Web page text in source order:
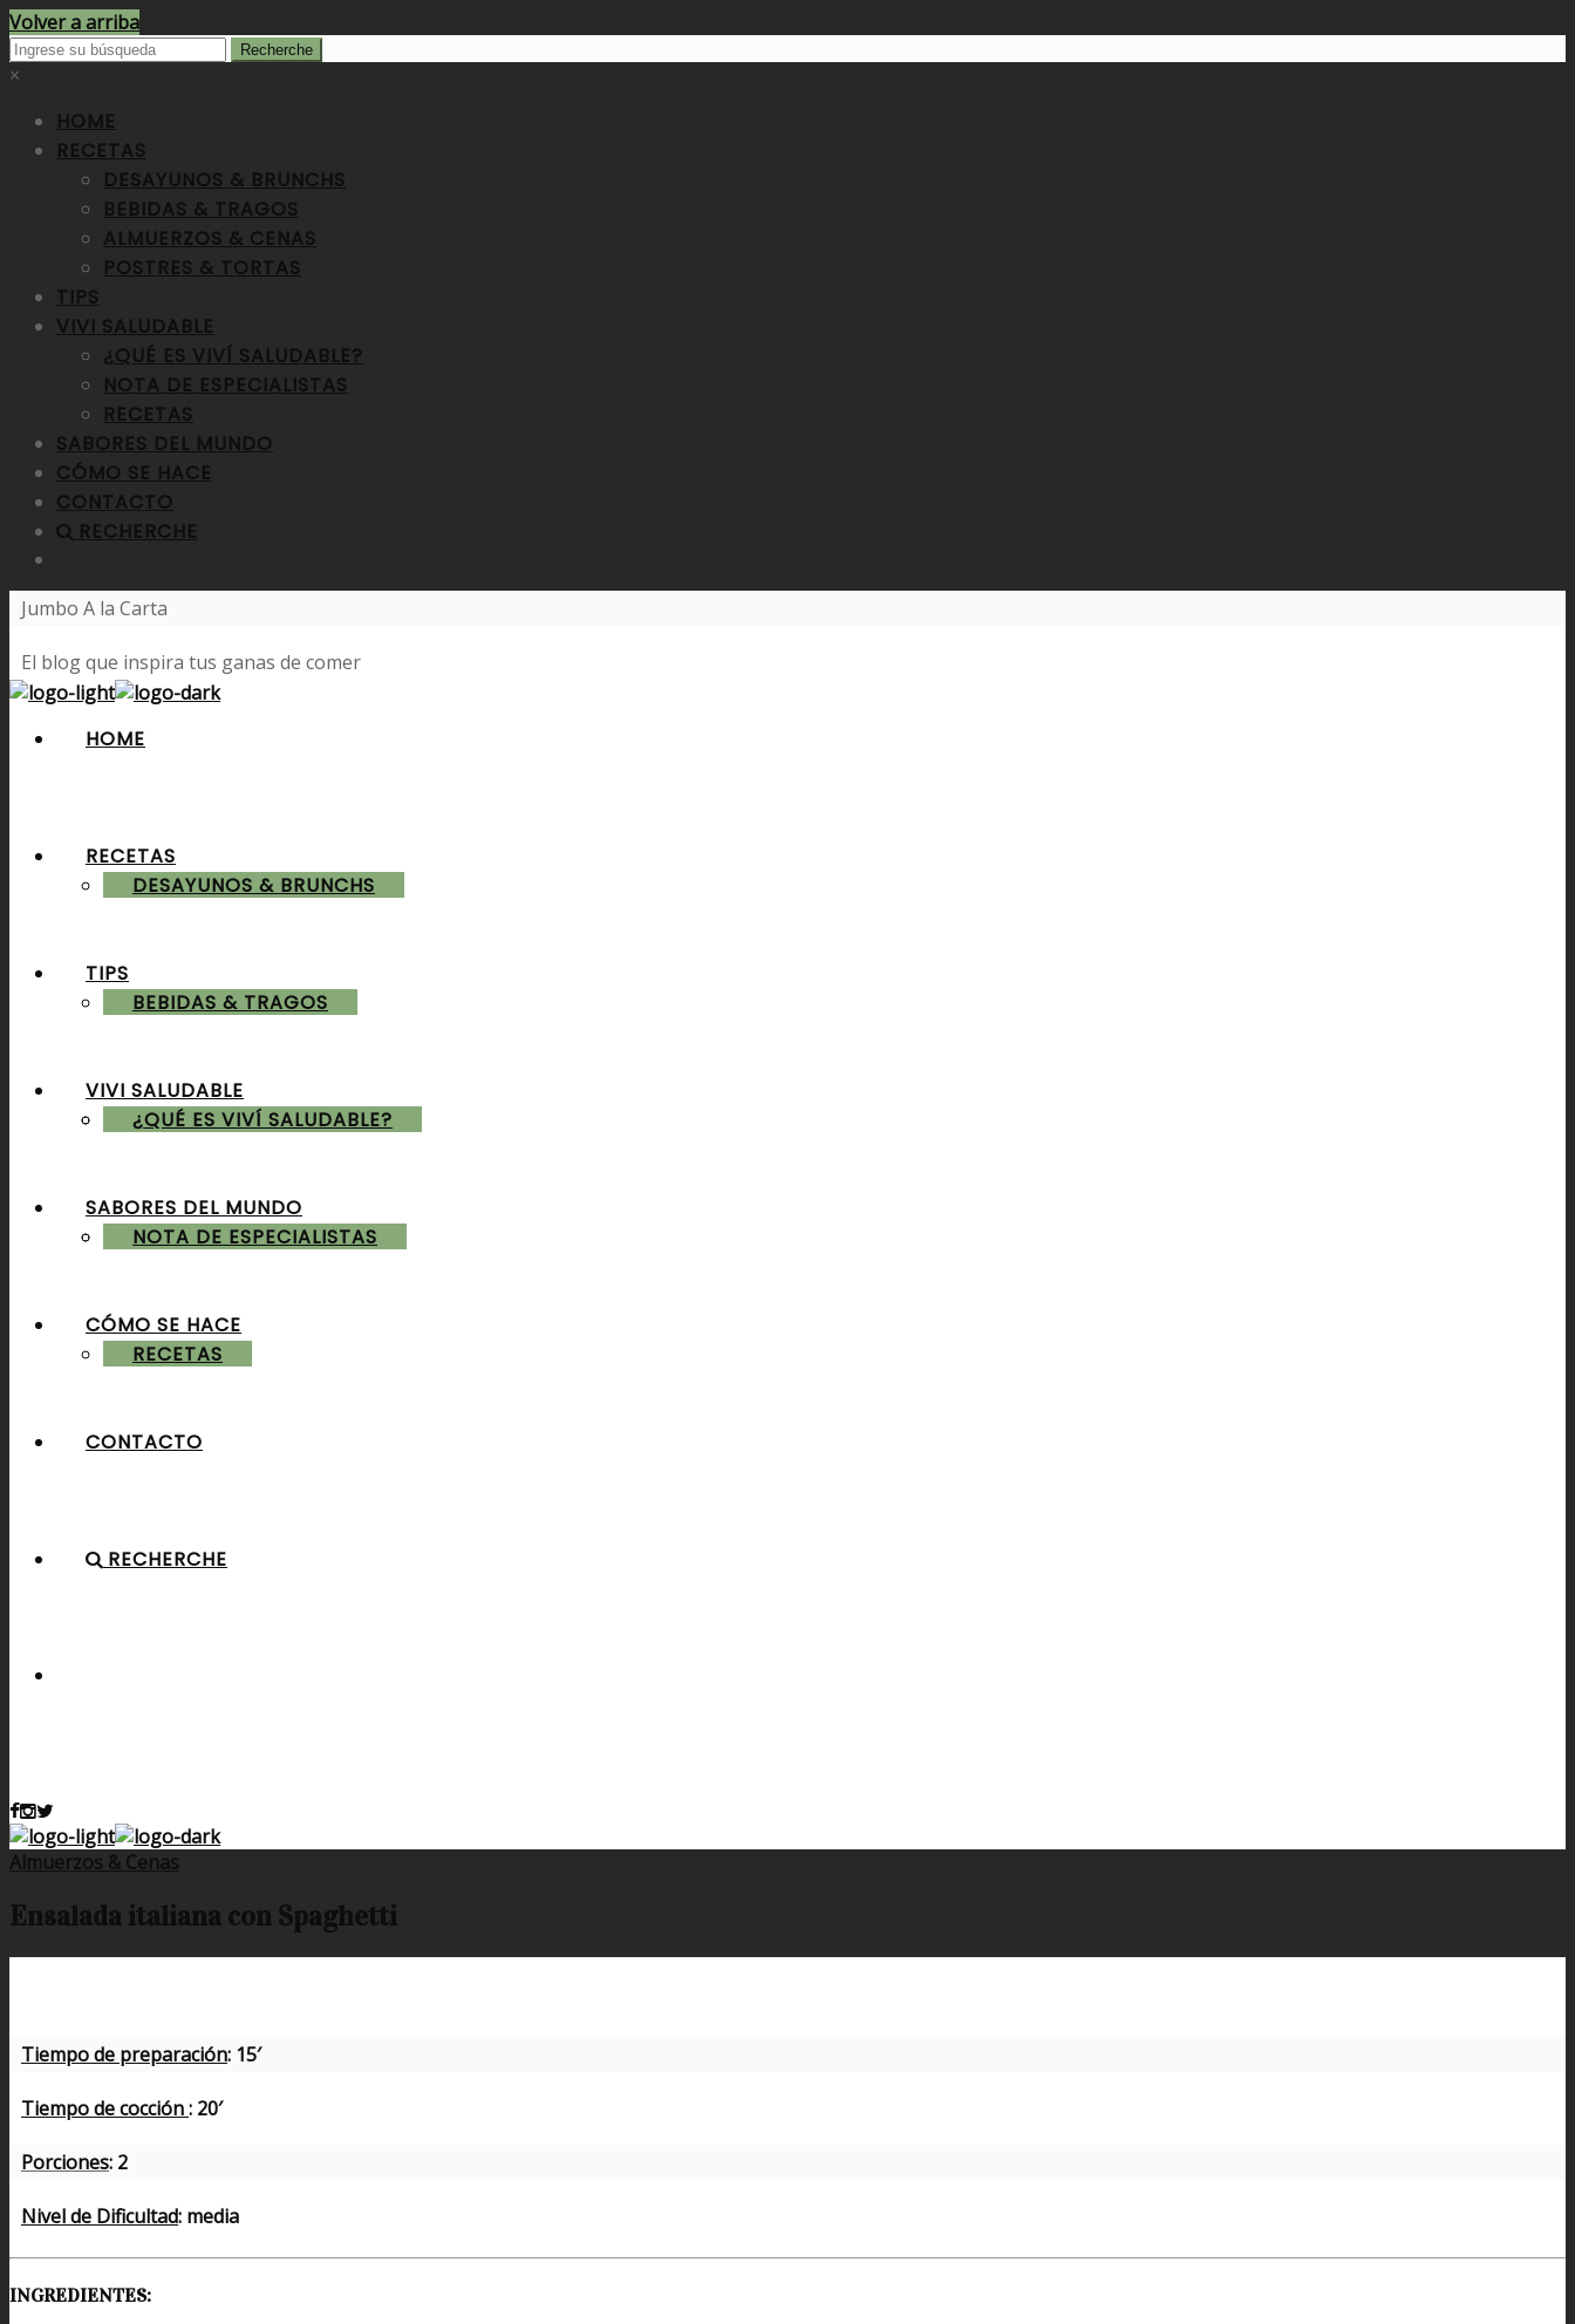
Volver a arriba
×
HOME
RECETAS
DESAYUNOS & BRUNCHS
BEBIDAS & TRAGOS
ALMUERZOS & CENAS
POSTRES & TORTAS
TIPS
VIVI SALUDABLE
¿QUÉ ES VIVÍ SALUDABLE?
NOTA DE ESPECIALISTAS
RECETAS
SABORES DEL MUNDO
CÓMO SE HACE
CONTACTO
RECHERCHE
Jumbo A la Carta
El blog que inspira tus ganas de comer
HOME
RECETAS
DESAYUNOS & BRUNCHS
BEBIDAS & TRAGOS
ALMUERZOS & CENAS
POSTRES & TORTAS
TIPS
VIVI SALUDABLE
¿QUÉ ES VIVÍ SALUDABLE?
NOTA DE ESPECIALISTAS
RECETAS
SABORES DEL MUNDO
CÓMO SE HACE
CONTACTO
RECHERCHE
Almuerzos & Cenas
Ensalada italiana con Spaghetti
Tiempo de preparación: 15′
Tiempo de cocción: 20′
Porciones: 2
Nivel de Dificultad: media
INGREDIENTES: